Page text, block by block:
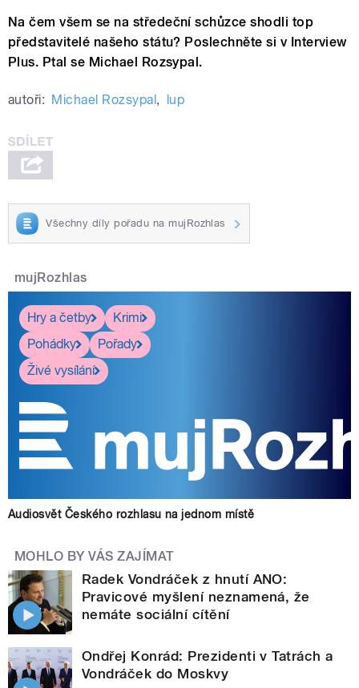
Na čem všem se na středeční schůzce shodli top
představitelé našeho státu? Poslechněte si v Interview
Plus. Ptal se Michael Rozsypal.
autoři: Michael Rozsypal , lup
Všechny díly pořadu na mujRozhlas
mujRozhlas
Hry a četby
Krimi
Pohádky
Pořady
Živé vysílání
Audiosvět Českého rozhlasu na jednom místě
MOHLO BY VÁS ZAJÍMAT
Radek Vondráček z hnutí ANO:
Pravicové myšlení neznamená, že
nemáte sociální cítění
Ondřej Konrád: Prezidenti v Tatrách a
Vondráček do Moskvy